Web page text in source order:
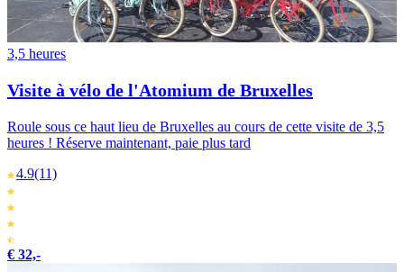
3,5 heures
Visite à vélo de l'Atomium de Bruxelles
Roule sous ce haut lieu de Bruxelles au cours de cette visite de 3,5
heures ! Réserve maintenant, paie plus tard
4.9(11)
€ 32,-